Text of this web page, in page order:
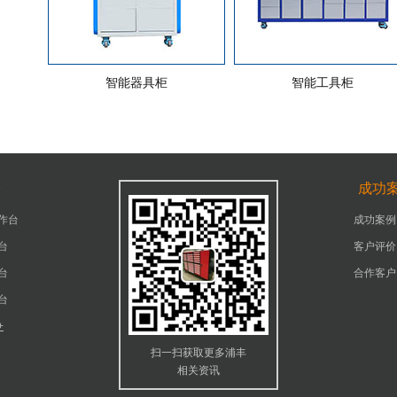
智能器具柜 智能工具柜
台
成功
成功案例
客户评价
合作客户
扫一扫获取更多浦丰
相关资讯